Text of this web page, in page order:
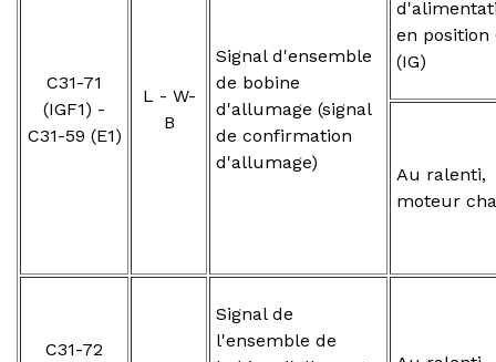
C31-71
(IGF1) -
C31-59 (E1)
L - W-
B
Signal d'ensemble
de bobine
d'allumage (signal
de confirmation
d'allumage)
en position
(IG)
Au ralenti,
moteur
C31-72
Signal de
l'ensemble de